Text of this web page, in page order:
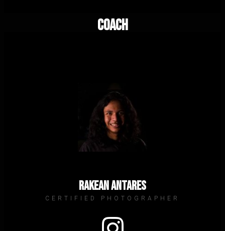
Coach
Rakean Antares
CERTIFIED PHOTOGRAPHER